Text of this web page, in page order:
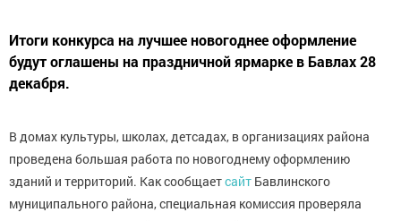
Итоги конкурса на лучшее новогоднее оформление
будут оглашены на праздничной ярмарке в Бавлах 28
декабря.
В домах культуры, школах, детсадах, в организациях района
проведена большая работа по новогоднему оформлению
зданий и территорий. Как сообщаетсайт Бавлинского
муниципального района, специальная комиссия проверяла